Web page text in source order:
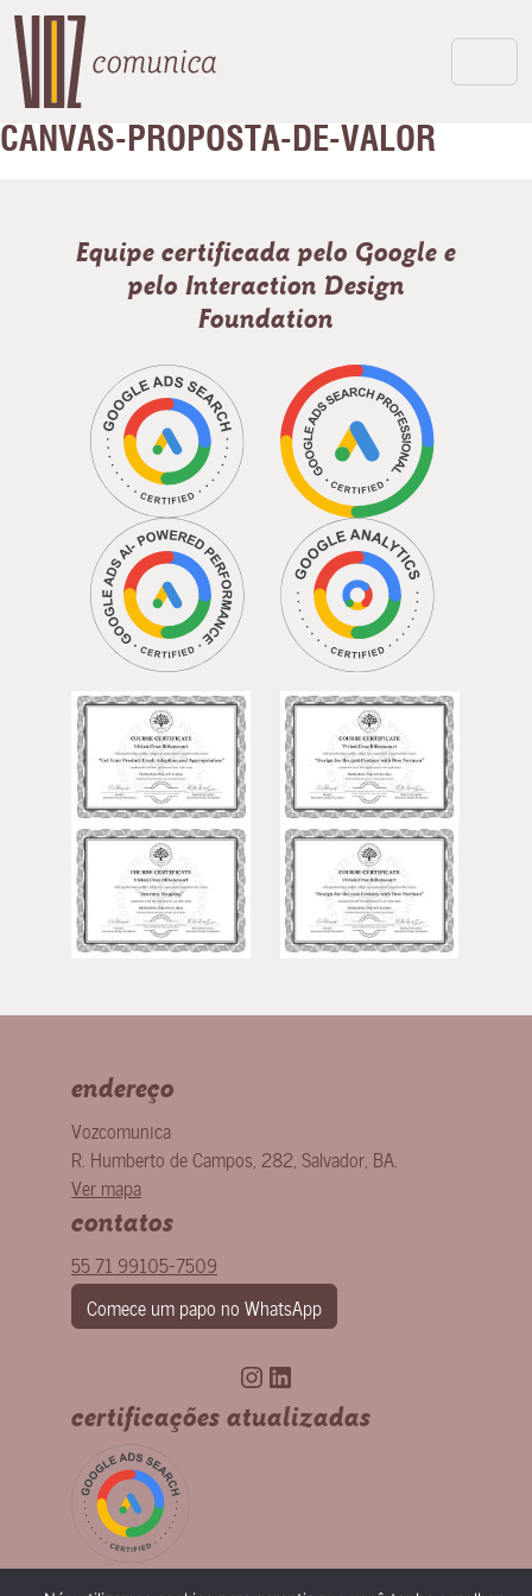
CANVAS-PROPOSTA-DE-VALOR
Equipe certificada pelo Google e
pelo Interaction Design
Foundation
endereço
Vozcomunica
R. Humberto de Campos, 282 Salvador BA
Ver mapa
contatos
55 71 99105-7509
Comece um papo no WhatsApp
Instagram
LinkedIn
certificações atualizadas